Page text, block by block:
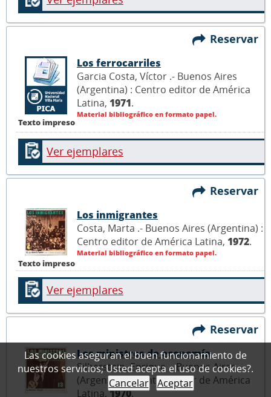
Reservar
Texto impreso
Los ferrocarriles
Garcia Costa, Víctor .- Buenos Aires
(Argentina) : Centro editor de América
Latina, 1971.
Material bibliográfico en formato papel.
Ver ejemplares
Reservar
Texto impreso
Los inmigrantes
Costa, Marta .- Buenos Aires (Argentina) :
Centro editor de América Latina, 1972.
Material bibliográfico en formato papel.
Ver ejemplares
Reservar
Los ministros de economía
Silberstein, Enrique .- Buenos Aires
(Argentina) : Centro editor de América
Latina,1970.
Las cookies aseguran el buen funcionamiento de
nuestros servicios; Usted acepta el uso de cookies?.
Cancelar
Aceptar